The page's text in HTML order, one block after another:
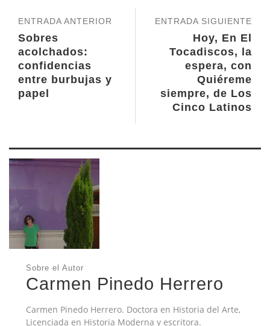
ENTRADA SIGUIENTE
Hoy, En El
Tocadiscos, la
espera, con
Quiéreme
siempre, de Los
Cinco Latinos
ENTRADA ANTERIOR
Sobres
acolchados:
confidencias
entre burbujas y
papel
Sobre el Autor
Carmen Pinedo Herrero
Carmen Pinedo Herrero. Doctora en Historia del Arte,
Licenciada en Historia Moderna y escritora.